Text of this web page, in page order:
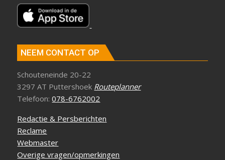
NEEM CONTACT OP
Schouteneinde 20-22
3297 AT Puttershoek Routeplanner
Telefoon:078-6762002
Redactie & Persberichten
Reclame
Webmaster
Overige vragen/opmerkingen